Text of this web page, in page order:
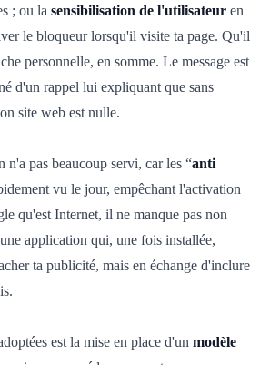
; ou la sensibilisation de l'utilisateur en
le bloqueur lorsqu'il visite ta page. Qu'il
personnelle, en somme. Le message est
d'un rappel lui expliquant que sans
site web est nulle.
n'a pas beaucoup servi, car les “anti
vu le jour, empêchant l'activation
qu'est Internet, il ne manque pas non
application qui, une fois installée,
ta publicité, mais en échange d'inclure
est la mise en place d'un modèle